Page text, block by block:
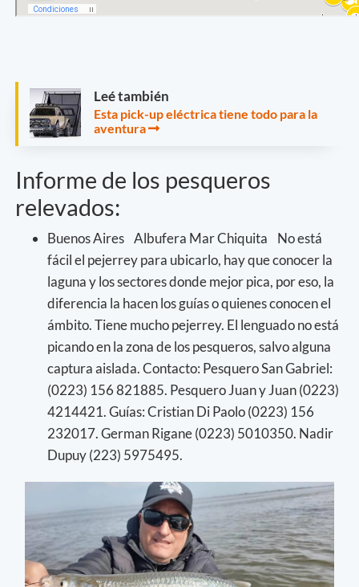
Leé también
Esta pick-up eléctrica tiene todo para la
aventura
Informe de los pesqueros
relevados:
Buenos Aires Albufera Mar Chiquita No está
fácil el pejerrey para ubicarlo, hay que conocer la
laguna y los sectores donde mejor pica, por eso, la
diferencia la hacen los guías o quienes conocen el
ámbito. Tiene mucho pejerrey. El lenguado no está
picando en la zona de los pesqueros, salvo alguna
captura aislada. Contacto: Pesquero San Gabriel:
(0223) 156 821885. Pesquero Juan y Juan (0223)
4214421. Guías: Cristian Di Paolo (0223) 156
232017. German Rigane (0223) 5010350. Nadir
Dupuy (223) 5975495.